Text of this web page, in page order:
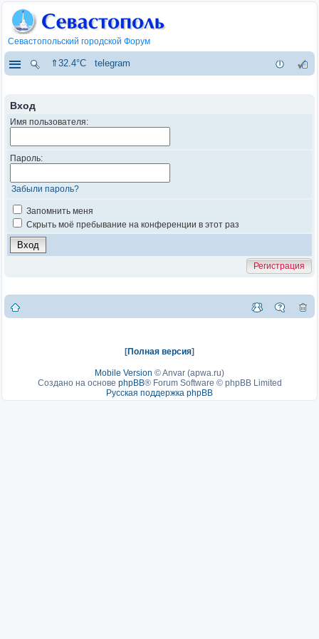
Севастопольский городской Форум
⇑32.4°C telegram
Вход
Имя пользователя:
Пароль:
Забыли пароль?
Запомнить меня
Скрыть моё пребывание на конференции в этот раз
Регистрация
[Полная версия]
Mobile Version ©Anvar (apwa.ru)
Создано на основе phpBB® Forum Software © phpBB Limited
Русская поддержка phpBB